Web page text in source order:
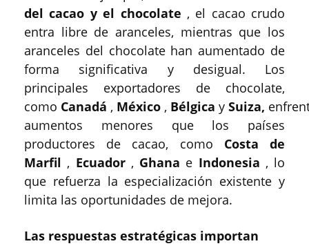
del cacao y el chocolate , el cacao crudo
entra libre de aranceles, mientras que los
aranceles del chocolate han aumentado de
forma significativa y desigual. Los
principales exportadores de chocolate,
como Canadá , México , Bélgica y Suiza,
aumentos menores que los países
productores de cacao, como Costa de
Marfil , Ecuador, Ghana e Indonesia , lo
que refuerza la especialización existente y
limita las oportunidades de mejora.
Las respuestas estratégicas importan